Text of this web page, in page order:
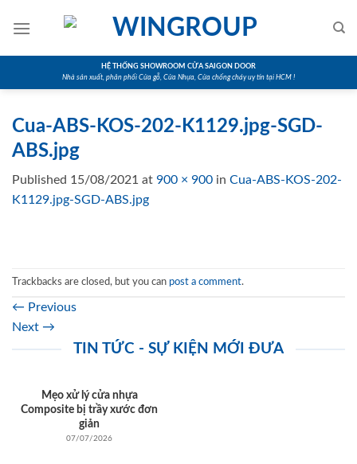
HỆ THỐNG SHOWROOM CỬA SAIGON DOOR
Nhà sản xuất, phân phối Cửa gỗ, Cửa Nhựa, Cửa chống cháy uy tín tại HCM !
Cua-ABS-KOS-202-K1129.jpg-SGD-
ABS.jpg
Published 15/08/2021 at 900 × 900 in Cua-ABS-KOS-202-
K1129.jpg-SGD-ABS.jpg
Trackbacks are closed, but you can post a comment.
← Previous
Next →
TIN TỨC - SỰ KIỆN MỚI ĐƯA
Mẹo xử lý cửa nhựa
Composite bị trầy xước đơn
giản
07/07/2026